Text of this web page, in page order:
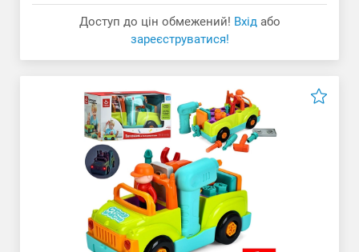
Доступ до цін обмежений! Вхід або
зареєструватися!